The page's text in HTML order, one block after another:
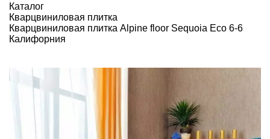
Каталог
Кварцвиниловая плитка
Кварцвиниловая плитка Alpine floor Sequoia Eco 6-6
Калифорния